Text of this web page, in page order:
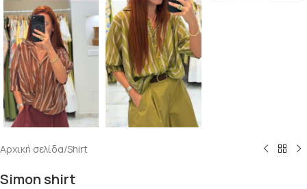
Αρχική σελίδα/Shirt
Simon shirt